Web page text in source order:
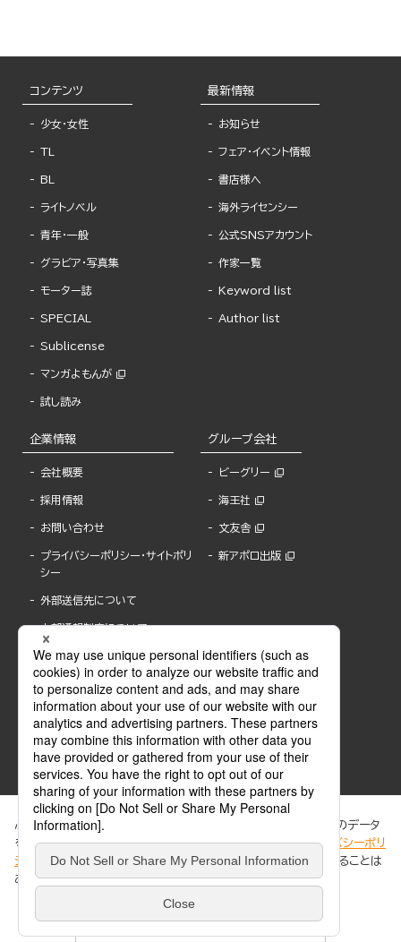
コンテンツ
少女・女性
TL
BL
ライトノベル
青年・一般
グラビア・写真集
モーター誌
SPECIAL
Sublicense
マンガよもんが
試し読み
最新情報
お知らせ
フェア・イベント情報
書店様へ
海外ライセンシー
公式SNSアカウント
作家一覧
Keyword list
Author list
企業情報
会社概要
採用情報
お問い合わせ
プライバシーポリシー・サイトポリ
シー
外部送信先について
内部通報制度について
グループ会社
ビーグリー
海王社
文友舎
新アポロ出版
ABJマークは、この電子書店・電子書籍配信サービスが、著作権者からコンテンツ使用許諾を
得た正規版配信サービスであることを示す登録商標(登録番号 第6091713号)です。
ABJマークの詳細、ABJマークを掲示しているサービスの一覧はこちら。
ぶんか社が運営するサイトでは、利便性向上のためにCookie等のデータ
を使用しています。 当社のCookieについての詳細は、「プライバシーポリ
シー
」をご覧ください。当サイトでは、訪問者の個人情報を追跡することは
ありません。